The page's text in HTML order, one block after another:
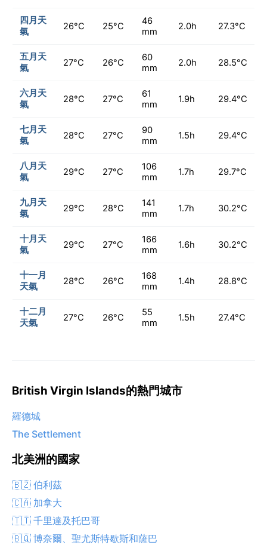
四月天
氣
26°C 25°C
46
mm
2.0h 27.3°C
五月天
氣
27°C 26°C
60
mm
2.0h 28.5°C
六月天
氣
28°C 27°C
61
mm
1.9h 29.4°C
七月天
氣
28°C 27°C
90
mm
1.5h 29.4°C
八月天
氣
29°C 27°C
106
mm
1.7h 29.7°C
九月天
氣
29°C 28°C
141
mm
1.7h 30.2°C
十月天
氣
29°C 27°C
166
mm
1.6h 30.2°C
十一月
天氣
28°C 26°C
168
mm
1.4h 28.8°C
十二月
天氣
27°C 26°C
55
mm
1.5h 27.4°C
British Virgin Islands的熱門城市
羅德城
The Settlement
北美洲的國家
🇧🇿 伯利茲
🇨🇦 加拿大
🇹🇹 千里達及托巴哥
🇧🇶 博奈爾、聖尤斯特歇斯和薩巴